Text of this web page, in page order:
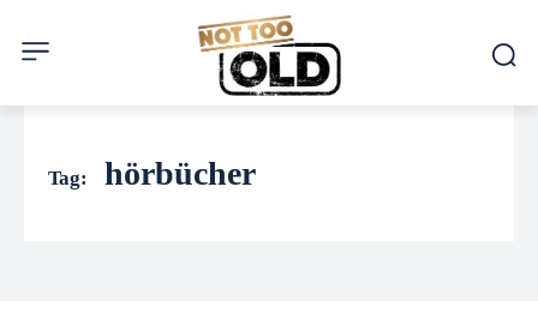
Tag: hörbücher